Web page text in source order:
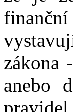
finanční
zákona
anebo